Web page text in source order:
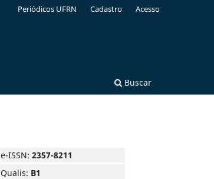
Buscar
Periódicos UFRN Cadastro Acesso
e-ISSN: 2357-8211
Qualis: B1